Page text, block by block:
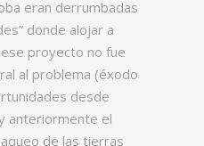
eran derrumbadas
donde alojar a
proyecto no fue
al problema (éxodo
desde
anteriormente el
de las tierras